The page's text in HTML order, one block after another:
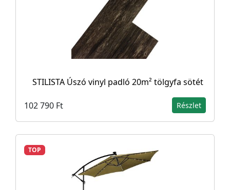
STILISTA Úszó vinyl padló 20m² tölgyfa sötét
102 790 Ft Részlet
TOP